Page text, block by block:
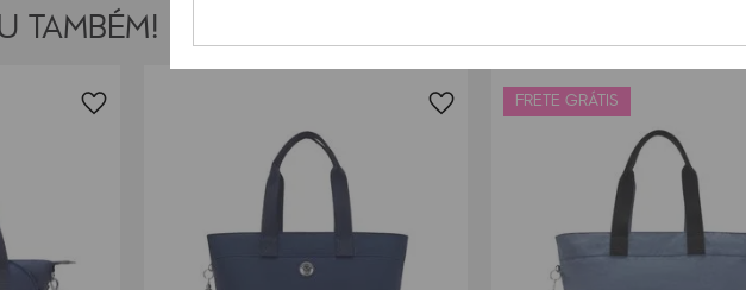
TAMBÉM!
FRETE GRÁTIS